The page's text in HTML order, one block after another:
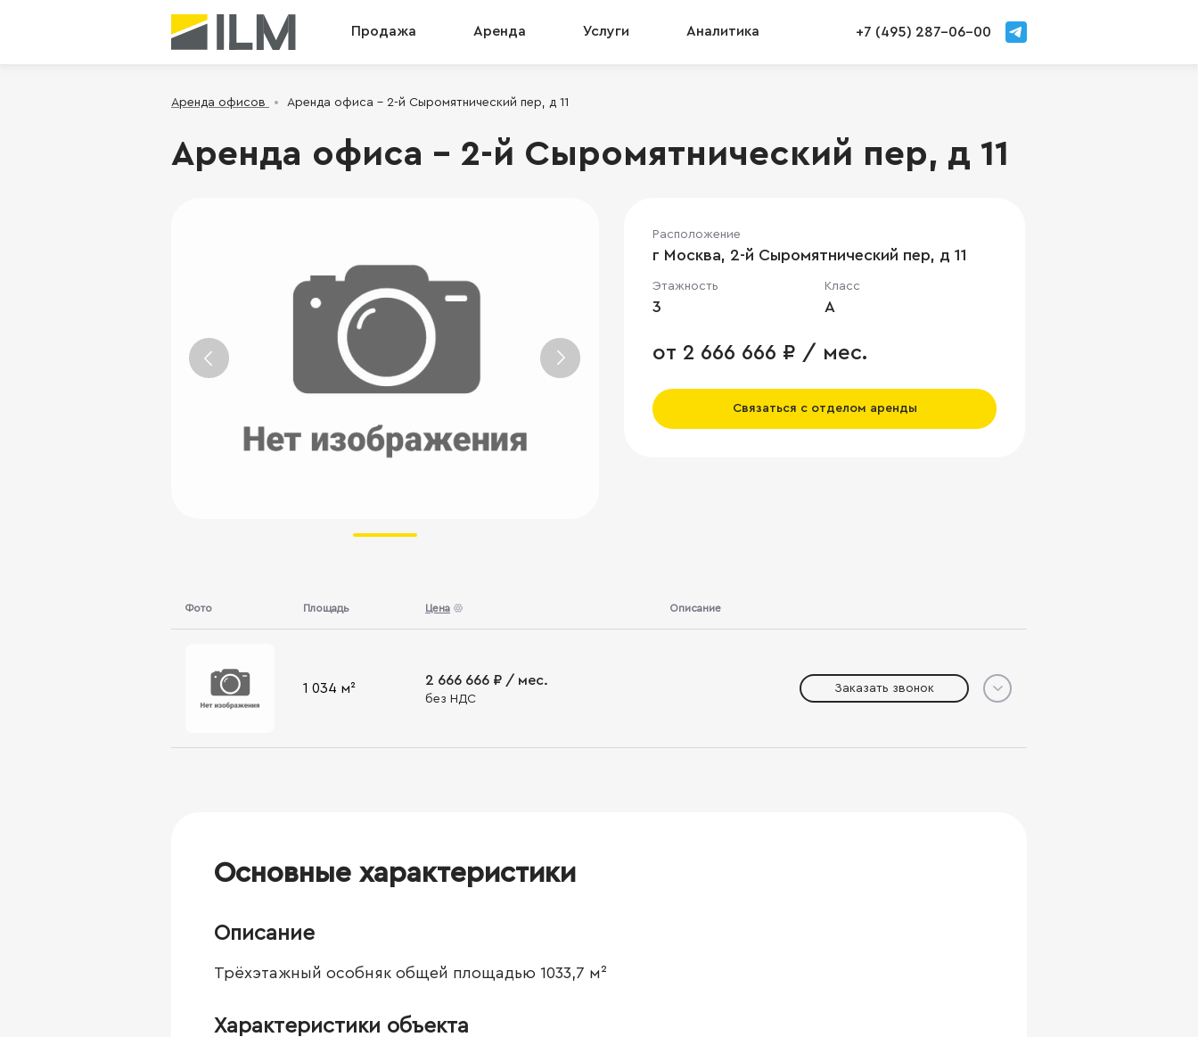
Продажа Аренда Услуги Аналитика +7 (495) 287-06-00
Аренда офисов Аренда офиса - 2-й Сыромятнический пер, д 11
Аренда офиса - 2-й Сыромятнический пер, д 11
Расположение
г Москва, 2-й Сыромятнический пер, д 11
Этажность
3
Класс
A
от 2 666 666 ₽ / мес.
Связаться с отделом аренды
Фото Площадь Цена Описание
1 034 м²
2 666 666 ₽ / мес.
без НДС
Заказать звонок
Основные характеристики
Описание
Трёхэтажный особняк общей площадью 1033,7 м²
Характеристики объекта